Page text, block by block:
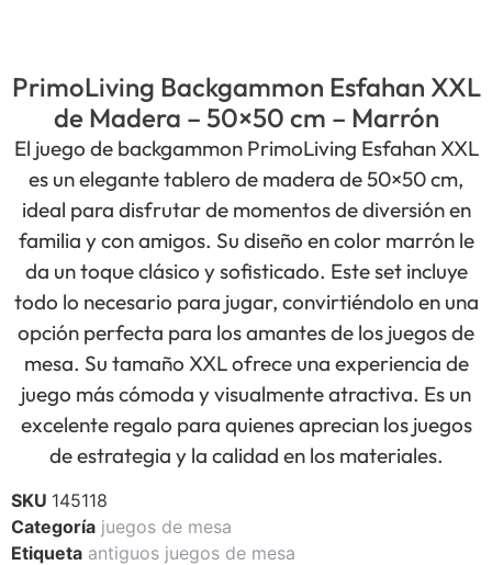
PrimoLiving Backgammon Esfahan XXL
de Madera – 50×50 cm – Marrón
El juego de backgammon PrimoLiving Esfahan XXL
es un elegante tablero de madera de 50×50 cm,
ideal para disfrutar de momentos de diversión en
familia y con amigos. Su diseño en color marrón le
da un toque clásico y sofisticado. Este set incluye
todo lo necesario para jugar, convirtiéndolo en una
opción perfecta para los amantes de los juegos de
mesa. Su tamaño XXL ofrece una experiencia de
juego más cómoda y visualmente atractiva. Es un
excelente regalo para quienes aprecian los juegos
de estrategia y la calidad en los materiales.
SKU 145118
Categoría juegos de mesa
Etiqueta antiguos juegos de mesa